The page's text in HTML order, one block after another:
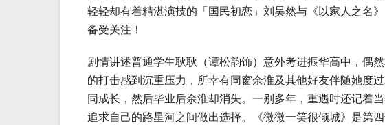
轻轻却有着精湛演技的「国民初恋」刘昊然与《以家人之名
备受关注！
剧情讲述普通学生耿耿（谭松韵饰）意外考进振华高中，偶
的打击感到沉重压力，所幸有同窗余淮及其他好友伴随她度
同成长，然后毕业后余淮却消失。一别多年，重遇时还记着
追求自己的路星河之间做出选择。《微微一笑很倾城》是第